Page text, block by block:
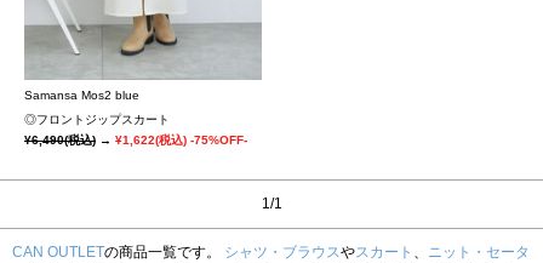
Samansa Mos2 blue
◎フロントジップスカート
¥6,490(税込) → ¥1,622(税込) -75%OFF-
1/1
CAN OUTLETの商品一覧です。 シャツ・ブラウスやスカート 、 ニット・セータ